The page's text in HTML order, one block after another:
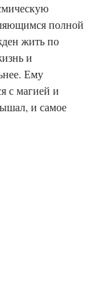
полной
жить по
и
Ему
с магией и
и самое